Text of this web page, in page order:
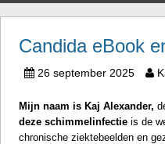
Candida eBook
26 september 2025
Mijn naam is Kaj Alexander,
deze schimmelinfectie is de
chronische ziektebeelden en